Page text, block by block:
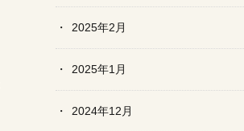
2025年2月
2025年1月
2024年12月